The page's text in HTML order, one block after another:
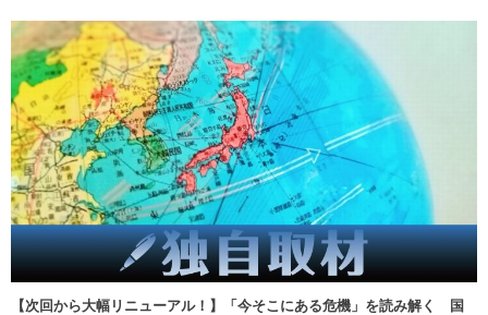
【次回から大幅リニューアル！】「今そこにある危機」を読み解く 国